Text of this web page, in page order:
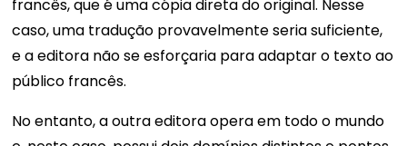
francês, que é uma cópia direta do original. Nesse
caso, uma tradução provavelmente seria suficiente,
e a editora não se esforçaria para adaptar o texto ao
público francês.
No entanto, a outra editora opera em todo o mundo